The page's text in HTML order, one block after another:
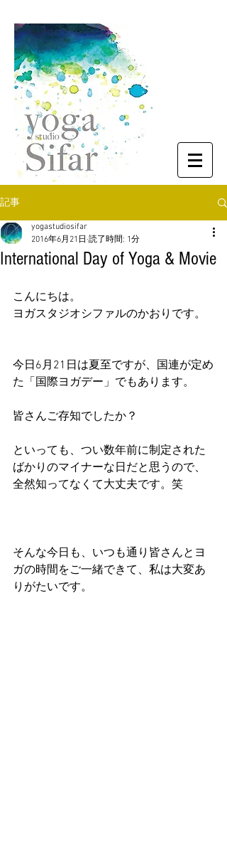
記事
International Day of Yoga & Movie
yogastudiosifar
2016年6月21日 読了時間: 1分
こんにちは。
ヨガスタジオシファルのかおりです。
今日6月21日は夏至ですが、国連が定め
た「国際ヨガデー」でもあります。
皆さんご存知でしたか？
といっても、つい数年前に制定された
ばかりのマイナーな日だと思うので、
全然知ってなくて大丈夫です。笑
そんな今日も、いつも通り皆さんとヨ
ガの時間をご一緒できて、私は大変あ
りがたいです。